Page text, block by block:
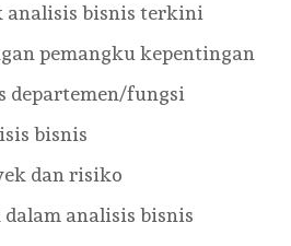
analisis bisnis terkini
pemangku kepentingan
departemen/fungsi
bisnis
dan risiko
analisis bisnis